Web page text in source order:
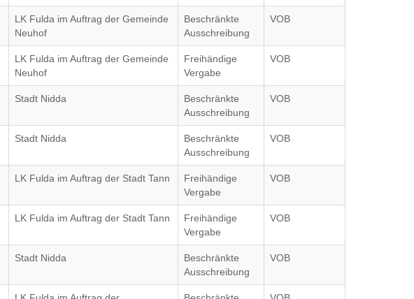
LK Fulda im Auftrag der Gemeinde
Neuhof
Beschränkte
Ausschreibung
VOB
LK Fulda im Auftrag der Gemeinde
Neuhof
Freihändige
Vergabe
VOB
Stadt Nidda
Beschränkte
Ausschreibung
VOB
Stadt Nidda
Beschränkte
Ausschreibung
VOB
LK Fulda im Auftrag der Stadt Tann
Freihändige
Vergabe
VOB
LK Fulda im Auftrag der Stadt Tann
Freihändige
Vergabe
VOB
Stadt Nidda
Beschränkte
Ausschreibung
VOB